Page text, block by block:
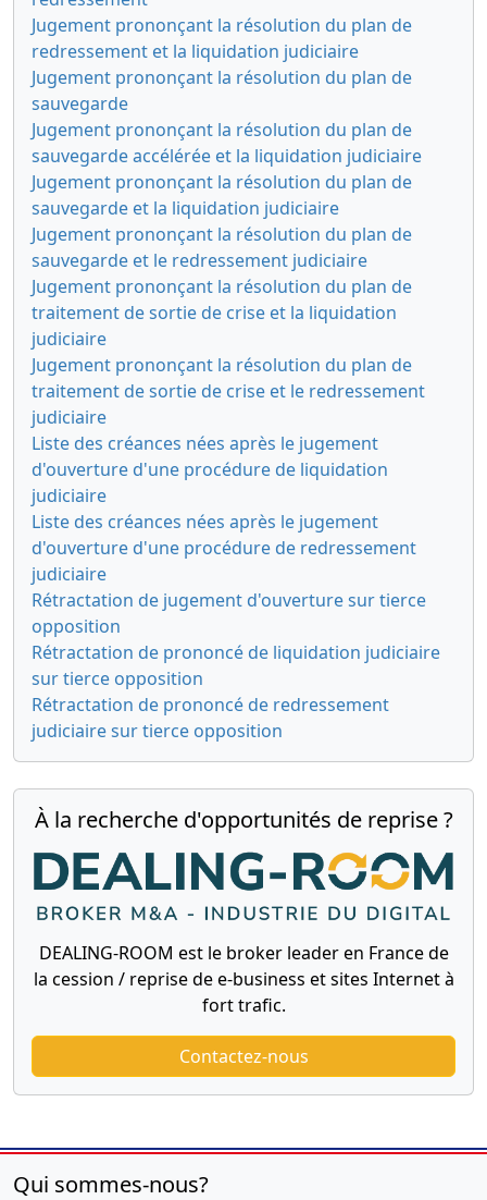
Jugement prononçant la résolution du plan de
redressement et la liquidation judiciaire
Jugement prononçant la résolution du plan de
sauvegarde
Jugement prononçant la résolution du plan de
sauvegarde accélérée et la liquidation judiciaire
Jugement prononçant la résolution du plan de
sauvegarde et la liquidation judiciaire
Jugement prononçant la résolution du plan de
sauvegarde et le redressement judiciaire
Jugement prononçant la résolution du plan de
traitement de sortie de crise et la liquidation
judiciaire
Jugement prononçant la résolution du plan de
traitement de sortie de crise et le redressement
judiciaire
Liste des créances nées après le jugement
d'ouverture d'une procédure de liquidation
judiciaire
Liste des créances nées après le jugement
d'ouverture d'une procédure de redressement
judiciaire
Rétractation de jugement d'ouverture sur tierce
opposition
Rétractation de prononcé de liquidation judiciaire
sur tierce opposition
Rétractation de prononcé de redressement
judiciaire sur tierce opposition
À la recherche d'opportunités de reprise ?
DEALING-ROOM est le broker leader en France de
la cession / reprise de e-business et sites Internet à
fort trafic.
Contactez-nous
Qui sommes-nous?